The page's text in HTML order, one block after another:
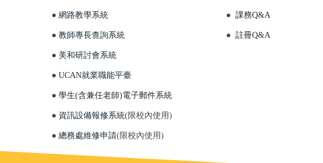
● 網路教學系統
● 教師專長查詢系統
● 美和研討會系統
● UCAN就業職能平臺
● 學生(含兼任老師)電子郵件系統
● 資訊設備報修系統(限校內使用)
● 總務處維修申請(限校內使用)
● 課務Q&A
● 註冊Q&A